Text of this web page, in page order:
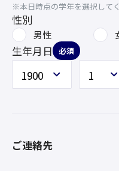
※本日時点の学年を選択してく
性別
男性
生年月日 必須
ご連絡先